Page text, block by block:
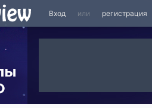
Вход или регистрация